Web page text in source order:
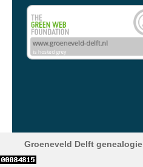
Groeneveld Delft genealogie